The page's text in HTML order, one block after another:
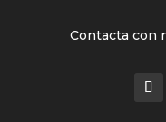
Contacta con